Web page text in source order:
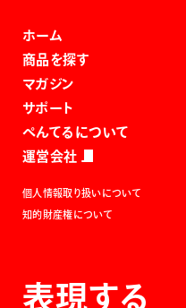
ホーム
商品を探す
マガジン
サポート
ぺんてるについて
運営会社
個人情報取り扱いについて
知的財産権について
表現する